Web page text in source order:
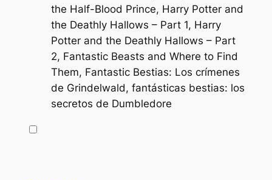
the Half-Blood Prince, Harry Potter and
the Deathly Hallows – Part 1, Harry
Potter and the Deathly Hallows – Part
2, Fantastic Beasts and Where to Find
Them, Fantastic Bestias: Los crímenes
de Grindelwald, fantásticas bestias: los
secretos de Dumbledore